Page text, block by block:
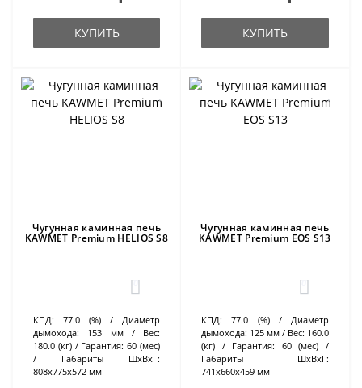
КУПИТЬ КУПИТЬ
Чугунная каминная печь
KAWMET Premium HELIOS S8
0
КПД: 77.0 (%)
Диаметр
дымохода:
153 мм
Вес:
180.0 (кг)
Гарантия: 60 (мес)
Габариты ШхВхГ:
808х775х572 мм
Чугунная каминная печь
KAWMET Premium EOS S13
0
КПД: 77.0 (%)
Диаметр
дымохода: 125 мм Вес: 160.0
(кг)
Гарантия:
60 (мес)
Габариты ШхВхГ:
741х660х459 мм